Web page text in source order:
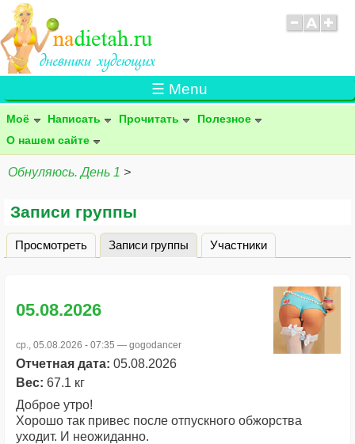
☰ Menu
Моё Написать Прочитать
Полезное
О нашем сайте
Обнуляюсь. День 1 >
Записи группы
Главные вкладки
Просмотреть Записи группы (активная вкладка)
Участники
05.08.2026
ср., 05.08.2026 - 07:35 — gogodancer
Отчетная дата: 05.08.2026
Вес: 67.1 кг
Доброе утро!
Хорошо так привес после отпускного обжорства
уходит. И неожиданно.